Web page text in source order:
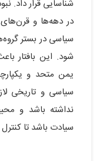
شناسایی قرار داد.
در دهه‌ها و
سیاسی در بستر
شود. این بافتار
یمن متحد و
سیاسی و تاریخی
نداشته باشد و
سیادت باشد تا